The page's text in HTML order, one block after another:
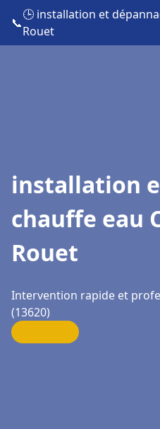
📞
🕒 installation et
Rouet
installation
chauffe eau
Rouet
Intervention rapide et
(13620)